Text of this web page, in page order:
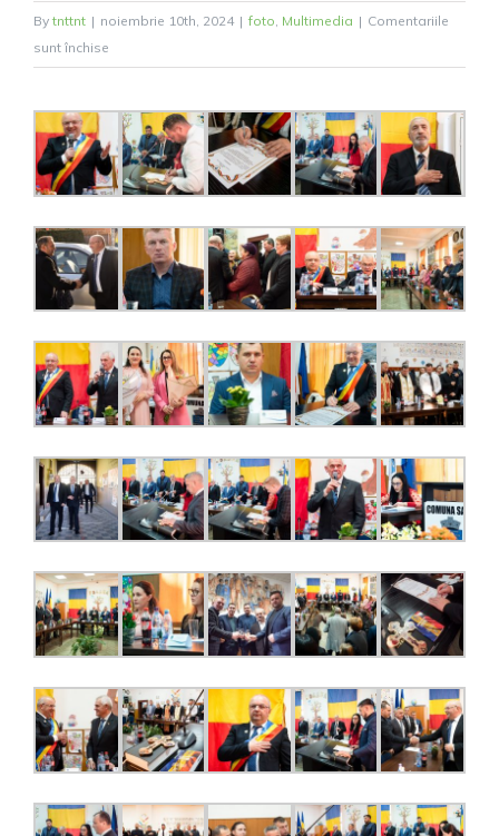
By tnttnt | noiembrie 10th, 2024 | foto, Multimedia | Comentariile
sunt închise
Învestirea
local
Sadu,
10
2024